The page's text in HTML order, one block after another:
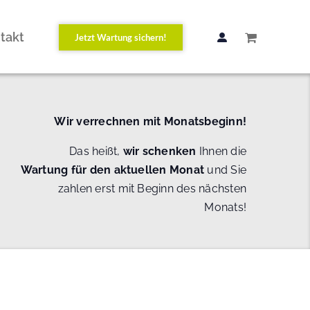
Jetzt Wartung sichern!
Wir verrechnen mit Monatsbeginn!
Das heißt, wir schenken Ihnen die
Wartung für den aktuellen Monat und Sie
zahlen erst mit Beginn des nächsten
Monats!